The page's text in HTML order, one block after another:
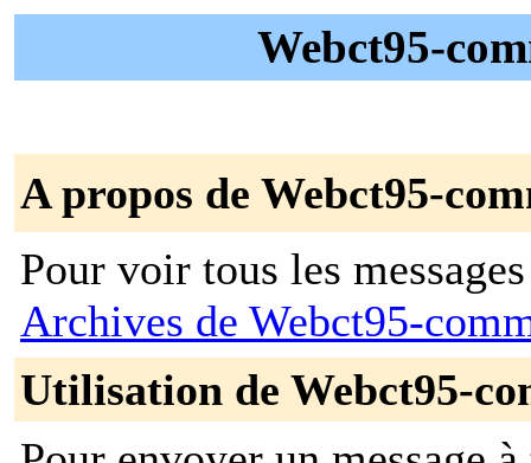
Webct95-
A propos de Webct95-
Pour voir tous les
Archives de Webct95-
Utilisation de Webct95-